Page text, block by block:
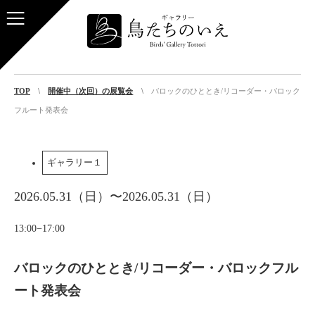
TOP 開催中（次回）の展覧会 バロックのひととき/リコーダー・バロック
フルート発表会
ギャラリー１
2026.05.31（日）〜2026.05.31（日）
13:00−17:00
バロックのひととき/リコーダー・バロックフル
ート発表会